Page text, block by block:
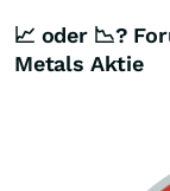
📈 oder 📉?
Metals Aktie